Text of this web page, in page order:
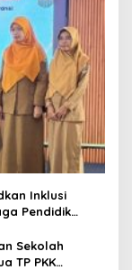
Inklusi
Pendidik
Sekolah
TP PKK